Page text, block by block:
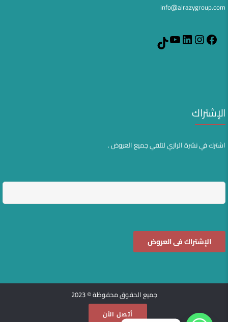
info@alrazygroup.com
Facebook
Instagram
LinkedIn
YouTube
الإشتراك
اشترك في نشرة الرازي لتلقي جميع العروض .
جميع الحقوق محفوظة © 2023
أتصل الأن